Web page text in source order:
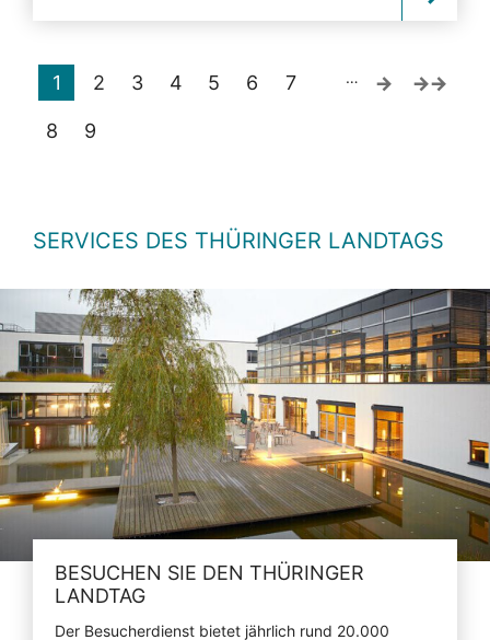
1 2 3 4 5 6 7
8 9
…
SERVICES DES THÜRINGER LANDTAGS
BESUCHEN SIE DEN THÜRINGER
LANDTAG
Der Besucherdienst bietet jährlich rund 20.000